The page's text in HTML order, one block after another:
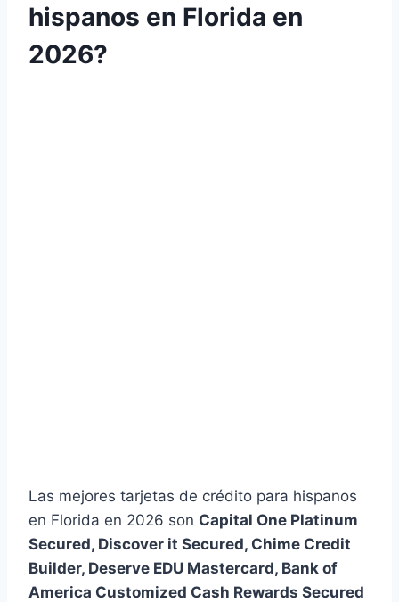
hispanos en Florida en
2026?
Las mejores tarjetas de crédito para hispanos
en Florida en 2026 son Capital One Platinum
Secured, Discover it Secured, Chime Credit
Builder, Deserve EDU Mastercard, Bank of
America Customized Cash Rewards Secured